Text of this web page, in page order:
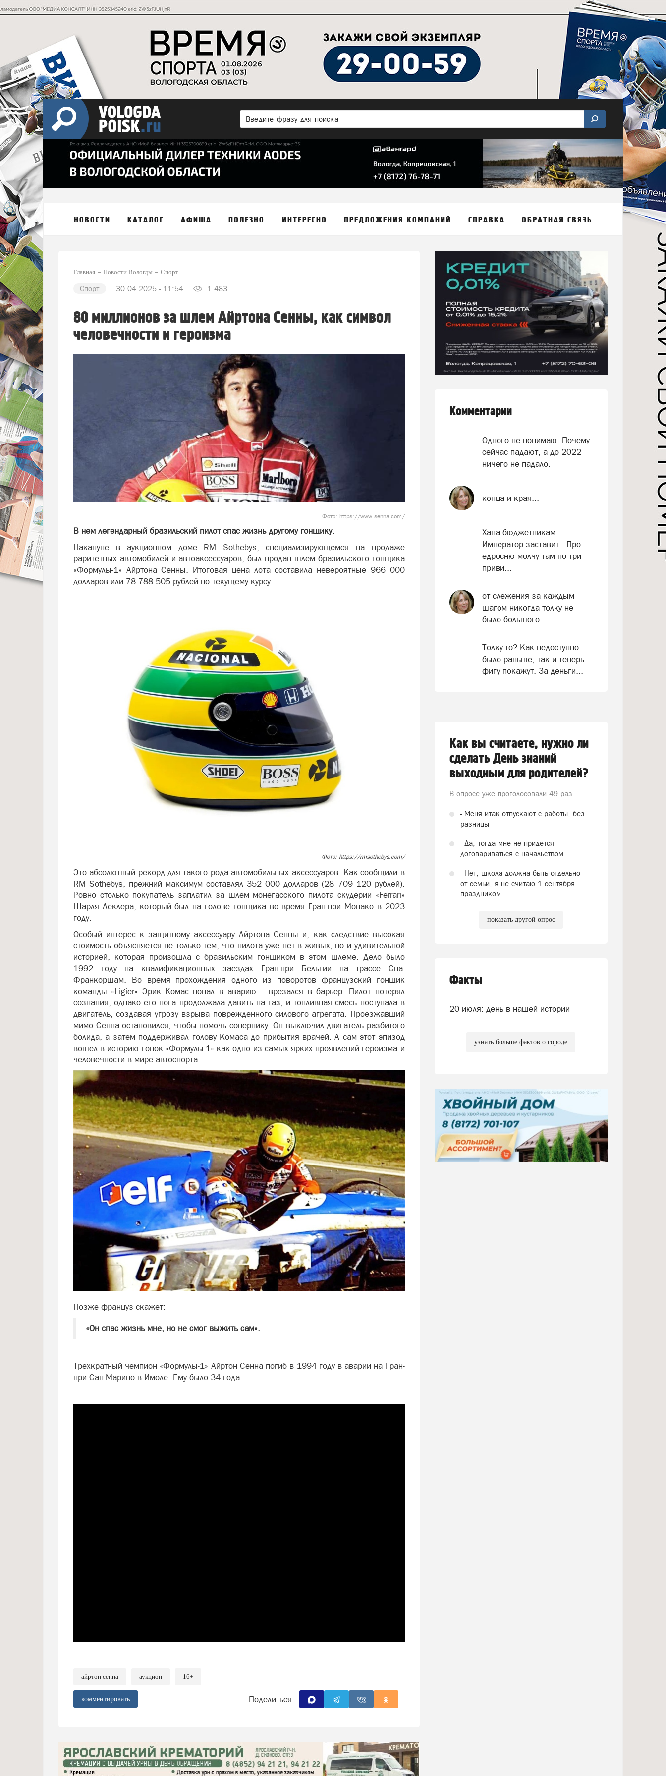
НОВОСТИ КАТАЛОГ АФИША ПОЛЕЗНО ИНТЕРЕСНО ПРЕДЛОЖЕНИЯ КОМПАНИЙ СПРАВКА ОБРАТНАЯ СВЯЗЬ
Главная Новости Вологды Спорт
Спорт 30.04.2025 - 11:54 1 483
80 миллионов за шлем Айртона Сенны, как символ
человечности и героизма
Фото: https://www.senna.com/
В нем легендарный бразильский пилот спас жизнь другому гонщику.
Накануне в аукционном доме RM Sothebys, специализирующемся на продаже
раритетных автомобилей и автоаксессуаров, был продан шлем бразильского гонщика
«Формулы-1» Айртона Сенны. Итоговая цена лота составила невероятные 966 000
долларов или 78 788 505 рублей по текущему курсу.
Фото: https://rmsothebys.com/
Это абсолютный рекорд для такого рода автомобильных аксессуаров. Как сообщили в
RM Sothebys, прежний максимум составлял 352 000 долларов (28 709 120 рублей).
Ровно столько покупатель заплатил за шлем монегасского пилота скудерии «Ferrari»
Шарля Леклера, который был на голове гонщика во время Гран-при Монако в 2023
году.
Особый интерес к защитному аксессуару Айртона Сенны и, как следствие высокая
стоимость объясняется не только тем, что пилота уже нет в живых, но и удивительной
историей, которая произошла с бразильским гонщиком в этом шлеме. Дело было
1992 году на квалификационных заездах Гран-при Бельгии на трассе Спа-
Франкоршам. Во время прохождения одного из поворотов французский гонщик
команды «Ligier» Эрик Комас попал в аварию – врезался в барьер. Пилот потерял
сознания, однако его нога продолжала давить на газ, и топливная смесь поступала в
двигатель, создавая угрозу взрыва поврежденного силового агрегата. Проезжавший
мимо Сенна остановился, чтобы помочь сопернику. Он выключил двигатель разбитого
болида, а затем поддерживал голову Комаса до прибытия врачей. А сам этот эпизод
вошел в историю гонок «Формулы-1» как одно из самых ярких проявлений героизма и
человечности в мире автоспорта.
Позже француз скажет:
«Он спас жизнь мне, но не смог выжить сам».
Трехкратный чемпион «Формулы-1» Айртон Сенна погиб в 1994 году в аварии на Гран-
при Сан-Марино в Имоле. Ему было 34 года.
айртон сенна аукцион 16+
комментировать Поделиться:
Комментарии
Одного не понимаю. Почему
сейчас падают, а до 2022
ничего не падало.
конца и края...
Хана бюджетникам...
Император заставит.. Про
едросню молчу там по три
приви...
от слежения за каждым
шагом никогда толку не
было большого
Толку-то? Как недоступно
было раньше, так и теперь
фигу покажут. За деньги...
Как вы считаете, нужно ли
сделать День знаний
выходным для родителей?
В опросе уже проголосовали 49 раз
- Меня итак отпускают с работы, без
разницы
- Да, тогда мне не придется
договариваться с начальством
- Нет, школа должна быть отдельно
от семьи, я не считаю 1 сентября
праздником
показать другой опрос
Факты
20 июля: день в нашей истории
узнать больше фактов о городе